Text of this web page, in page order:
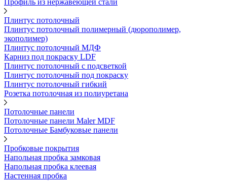
Профиль из нержавеющей стали
Плинтус потолочный
Плинтус потолочный полимерный (дюрополимер,
экополимер)
Плинтус потолочный МДФ
Карниз под покраску LDF
Плинтус потолочный с подсветкой
Плинтус потолочный под покраску
Плинтус потолочный гибкий
Розетка потолочная из полиуретана
Потолочные панели
Потолочные панели Maler MDF
Потолочные Бамбуковые панели
Пробковые покрытия
Напольная пробка замковая
Напольная пробка клеевая
Настенная пробка